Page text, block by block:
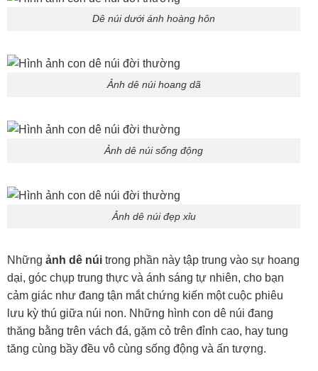
Dê núi dưới ánh hoàng hôn
Ảnh dê núi hoang dã
Ảnh dê núi sống động
Ảnh dê núi đẹp xỉu
Những ảnh dê núi trong phần này tập trung vào sự hoang
dại, góc chụp trung thực và ánh sáng tự nhiên, cho bạn
cảm giác như đang tận mắt chứng kiến một cuộc phiêu
lưu kỳ thú giữa núi non. Những hình con dê núi đang
thăng bằng trên vách đá, gặm cỏ trên đỉnh cao, hay tung
tăng cùng bầy đều vô cùng sống động và ấn tượng.